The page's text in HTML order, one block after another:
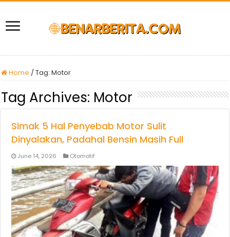
Home /Tag:Motor
Tag Archives: Motor
Simak 5 Hal Penyebab Motor Sulit
Dinyalakan, Padahal Bensin Masih Full
June 14, 2026 Otomotif